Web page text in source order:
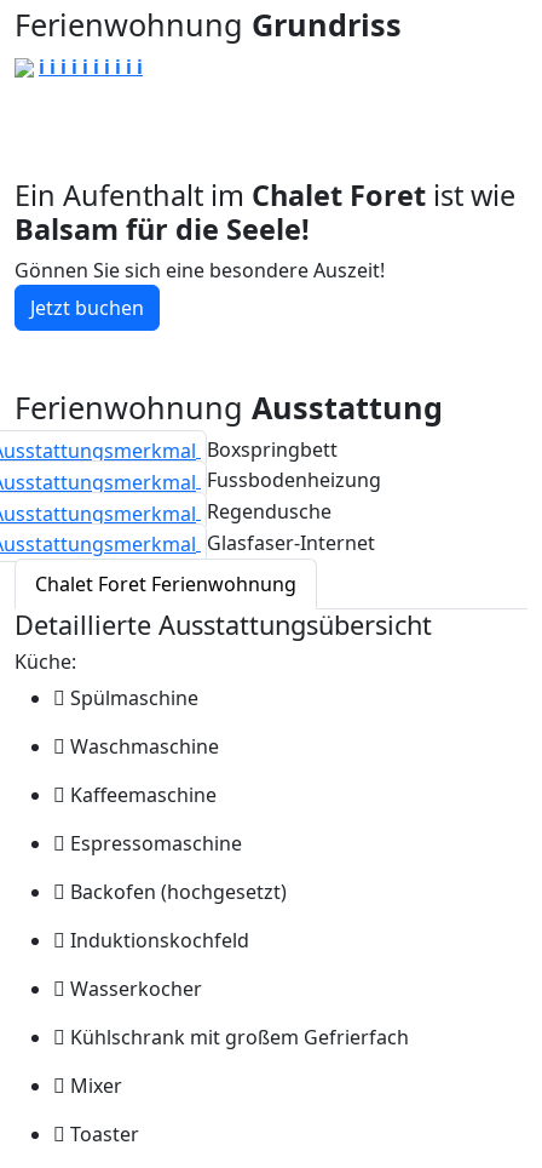
Ferienwohnung Grundriss
i i i i i i i i i i
Ein Aufenthalt im Chalet Foret ist wie
Balsam für die Seele!
Gönnen Sie sich eine besondere Auszeit!
Jetzt buchen
Ferienwohnung Ausstattung
Boxspringbett
Fussbodenheizung
Regendusche
Glasfaser-Internet
Chalet Foret Ferienwohnung
Detaillierte Ausstattungsübersicht
Küche:
Spülmaschine
Waschmaschine
Kaffeemaschine
Espressomaschine
Backofen (hochgesetzt)
Induktionskochfeld
Wasserkocher
Kühlschrank mit großem Gefrierfach
Mixer
Toaster